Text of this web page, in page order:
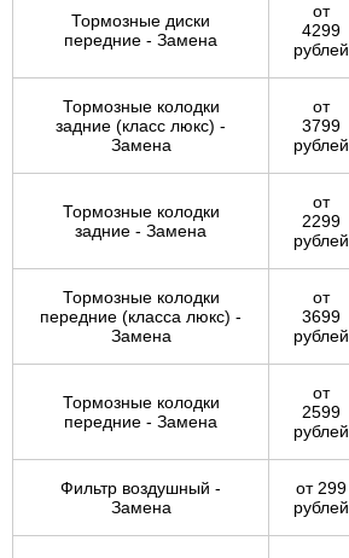
Тормозные диски
передние - Замена
от
4299
рублей
Тормозные колодки
задние (класс люкс) -
Замена
от
3799
рублей
Тормозные колодки
задние - Замена
от
2299
рублей
Тормозные колодки
передние (класса люкс) -
Замена
от
3699
рублей
Тормозные колодки
передние - Замена
от
2599
рублей
Фильтр воздушный -
Замена
от 299
рублей